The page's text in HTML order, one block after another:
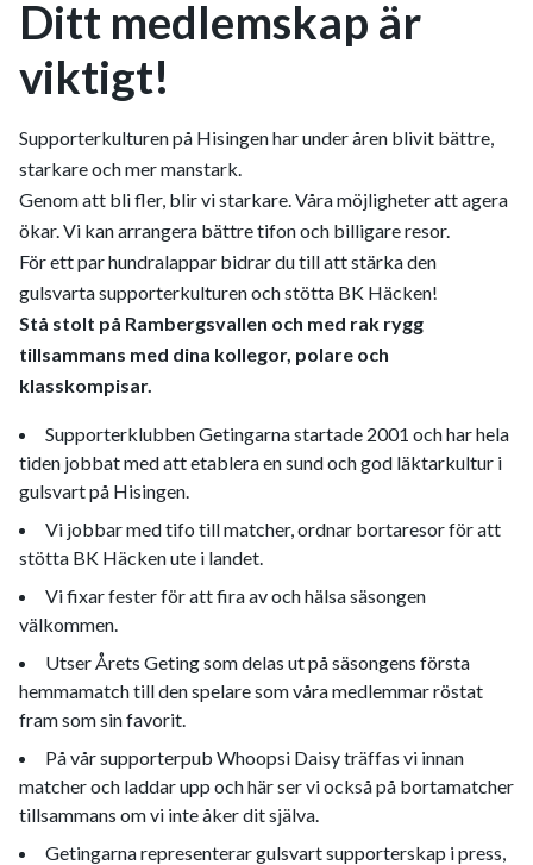
Ditt medlemskap är
viktigt!
Supporterkulturen på Hisingen har under åren blivit bättre,
starkare och mer manstark.
Genom att bli fler, blir vi starkare. Våra möjligheter att agera
ökar. Vi kan arrangera bättre tifon och billigare resor.
För ett par hundralappar bidrar du till att stärka den
gulsvarta supporterkulturen och stötta BK Häcken!
Stå stolt på Rambergsvallen och med rak rygg
tillsammans med dina kollegor, polare och
klasskompisar.
Supporterklubben Getingarna startade 2001 och har hela
tiden jobbat med att etablera en sund och god läktarkultur i
gulsvart på Hisingen.
Vi jobbar med tifo till matcher, ordnar bortaresor för att
stötta BK Häcken ute i landet.
Vi fixar fester för att fira av och hälsa säsongen
välkommen.
Utser Årets Geting som delas ut på säsongens första
hemmamatch till den spelare som våra medlemmar röstat
fram som sin favorit.
På vår supporterpub Whoopsi Daisy träffas vi innan
matcher och laddar upp och här ser vi också på bortamatcher
tillsammans om vi inte åker dit själva.
Getingarna representerar gulsvart supporterskap i press,